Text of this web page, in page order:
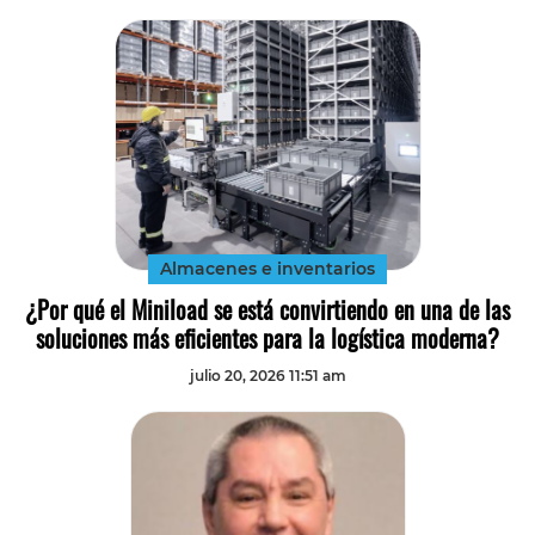
Almacenes e inventarios
¿Por qué el Miniload se está convirtiendo en una de las
soluciones más eficientes para la logística moderna?
julio 20, 2026 11:51 am